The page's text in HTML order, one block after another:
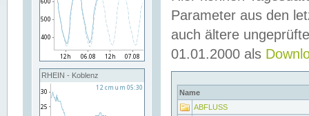
RHEIN - Koblenz
Parameter aus den
auch ältere
01.01.2000 als
Name
ABFLUSS